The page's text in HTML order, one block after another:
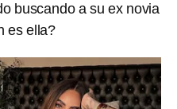
buscando a su ex novia
es ella?